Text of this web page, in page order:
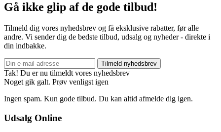
Gå ikke glip af de gode tilbud!
Tilmeld dig vores nyhedsbrev og få eksklusive rabatter, før alle
andre. Vi sender dig de bedste tilbud, udsalg og nyheder - direkte i
din indbakke.
Tilmeld nyhedsbrev
Tak! Du er nu tilmeldt vores nyhedsbrev
Noget gik galt. Prøv venligst igen
Ingen spam. Kun gode tilbud. Du kan altid afmelde dig igen.
Udsalg Online